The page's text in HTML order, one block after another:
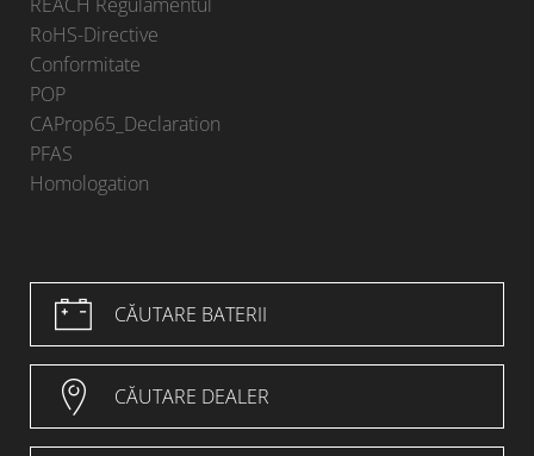
REACH Regulamentul
RoHS-Directive
Conformitate
POP
CAProp65_Declaration
PFAS
Homologation
CĂUTARE BATERII
CĂUTARE DEALER